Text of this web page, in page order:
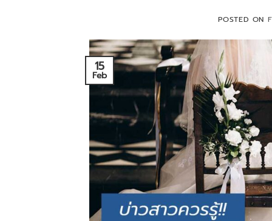
POSTED ON
15
Feb